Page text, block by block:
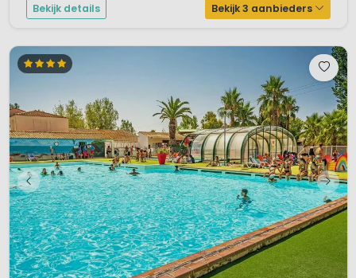
Bekijk details Bekijk 3 aanbieders